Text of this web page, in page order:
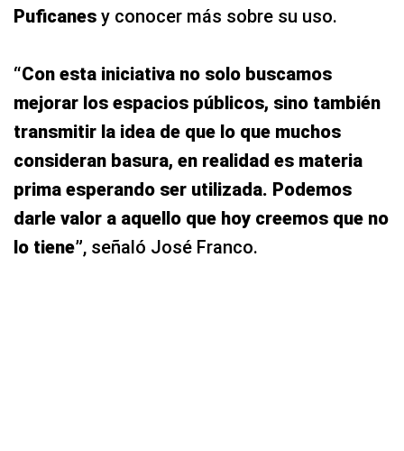
Puficanes y conocer más sobre su uso.
“Con esta iniciativa no solo buscamos
mejorar los espacios públicos, sino también
transmitir la idea de que lo que muchos
consideran basura, en realidad es materia
prima esperando ser utilizada. Podemos
darle valor a aquello que hoy creemos que no
lo tiene”, señaló José Franco.